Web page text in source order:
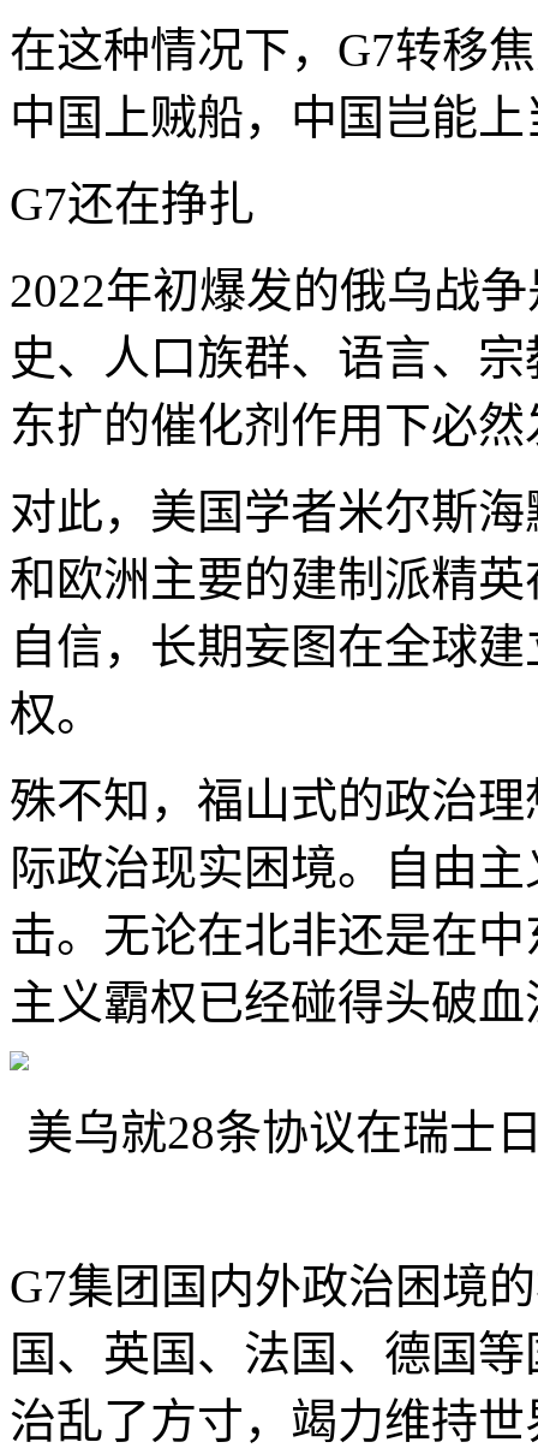
在这种情况下，G7转移
中国上贼船，中国岂能
G7还在挣扎
2022年初爆发的俄乌战
史、人口族群、语言、
东扩的催化剂作用下必
对此，美国学者米尔斯
和欧洲主要的建制派精
自信，长期妄图在全球
权。
殊不知，福山式的政治
际政治现实困境。自由
击。无论在北非还是在
主义霸权已经碰得头破血
美乌就28条协议在瑞士
G7集团国内外政治困境
国、英国、法国、德国
治乱了方寸，竭力维持